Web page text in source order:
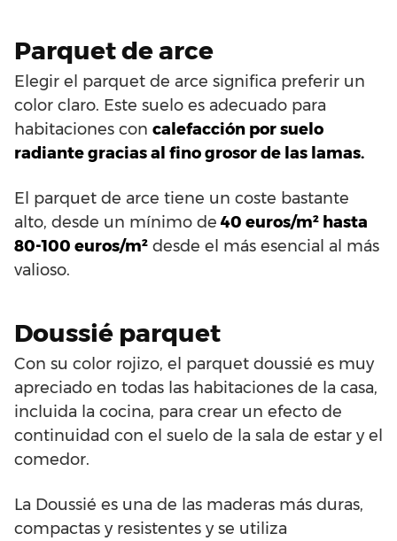
Parquet de arce
Elegir el parquet de arce significa preferir un
color claro. Este suelo es adecuado para
habitaciones con calefacción por suelo
radiante gracias al fino grosor de las lamas.
El parquet de arce tiene un coste bastante
alto, desde un mínimo de 40 euros/m² hasta
80-100 euros/m² desde el más esencial al más
valioso.
Doussié parquet
Con su color rojizo, el parquet doussié es muy
apreciado en todas las habitaciones de la casa,
incluida la cocina, para crear un efecto de
continuidad con el suelo de la sala de estar y el
comedor.
La Doussié es una de las maderas más duras,
compactas y resistentes y se utiliza